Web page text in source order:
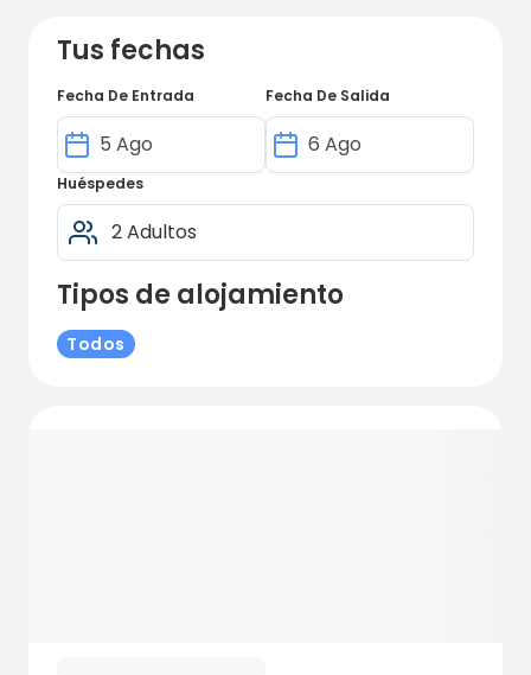
para dar relajantes paseos a pie o en
paz en medio del hermoso paisaje de
Södermanland.
Tus fechas
Fecha De Entrada Fecha De Salida
Huéspedes
Tipos de alojamiento
Todos